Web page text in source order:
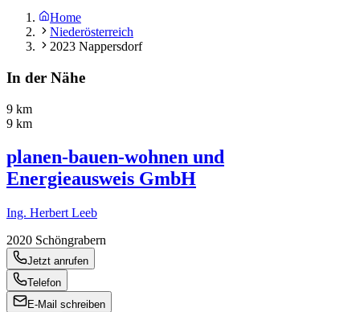
Home
Niederösterreich
2023 Nappersdorf
In der Nähe
9 km
9 km
planen-bauen-wohnen und
Energieausweis GmbH
Ing. Herbert Leeb
2020 Schöngrabern
Jetzt anrufen
Telefon
E-Mail schreiben